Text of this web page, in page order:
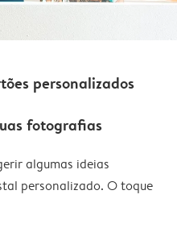
personalizados
fotografias
algumas ideias
personalizado. O toque